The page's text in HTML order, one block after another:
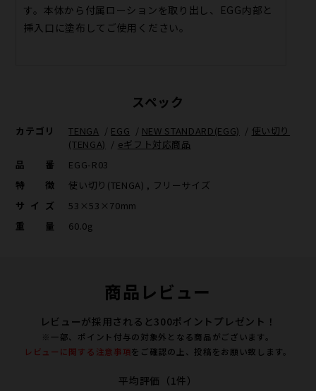
す。本体から付属ローションを取り出し、EGG内部と
挿入口に塗布してご使用ください。
スペック
カテゴリ TENGA / EGG / NEW STANDARD(EGG) / 使い切り
(TENGA) / eギフト対応商品
品番
EGG-R03
特徴
使い切り(TENGA) , フリーサイズ
サイズ
53×53×70mm
重量
60.0g
商品レビュー
レビューが採用されると300ポイントプレゼント！
※一部、ポイント付与の対象外となる商品がございます。
レビューに関する注意事項をご確認の上、投稿をお願い致します。
平均評価（1件）